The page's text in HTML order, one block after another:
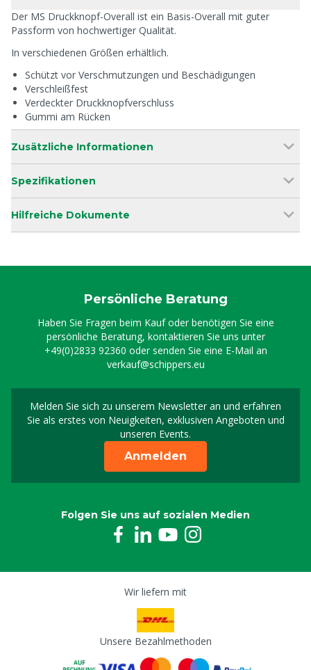
Der MS Druckknopf-Overall ist ein Basis-Overall mit guter
Passform von hochwertiger Qualität.
In verschiedenen Größen erhältlich.
Schützt vor Verschmutzungen und Beschädigungen
Verschleißfest
Verdeckter Druckknopfverschluss
Gummi am Rücken
Zusätzliche Informationen
Spezifikationen
Hilfreiche Dokumente
Persönliche Beratung
Haben Sie Fragen beim Kauf oder benötigen Sie eine
persönliche Beratung, kontaktieren Sie uns unter
+49(0)2833 92360 oder senden Sie eine E-Mail an
verkauf@schippers.eu
Melden Sie sich zu unserem Newsletter an und erfahren
Sie als erstes von Neuigkeiten, exklusiven Angeboten und
unseren Events.
Melden Sie sich für
Anmelden
Folgen Sie uns auf sozialen Medien
Wir liefern mit
Unsere Bezahlmethoden